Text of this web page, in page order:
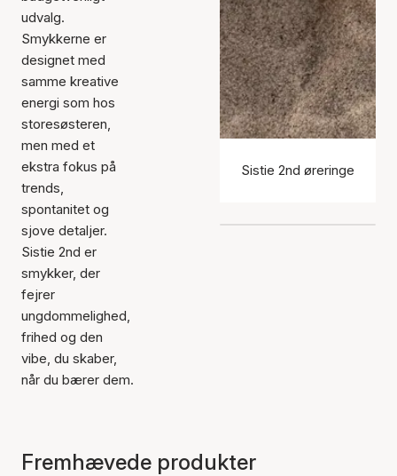
udvalg.
Smykkerne er
designet med
samme kreative
energi som hos
storesøsteren,
men med et
ekstra fokus på
trends,
spontanitet og
sjove detaljer.
Sistie 2nd er
smykker, der
fejrer
ungdommelighed,
frihed og den
vibe, du skaber,
når du bærer dem.
Sistie 2nd øreringe
Fremhævede produkter